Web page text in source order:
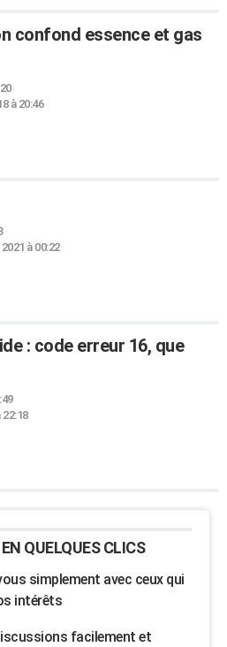
confond essence et gas
à 20:46
à 00:22
: code erreur 16, que
22:18
QUELQUES CLICS
simplement avec ceux qui
intérêts
facilement et